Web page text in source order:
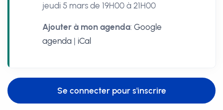
jeudi 5 mars de 19H00 à 21H00
Ajouter à mon agenda: Google
agenda | iCal
Se connecter pour s'inscrire